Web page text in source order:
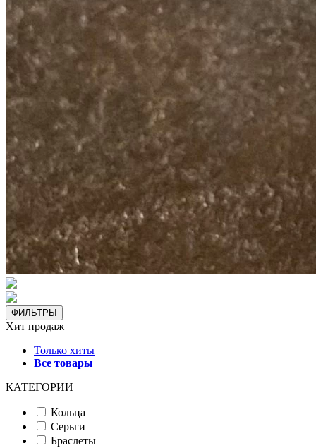
ФИЛЬТРЫ
Хит продаж
Только хиты
Все товары
КАТЕГОРИИ
Кольца
Серьги
Браслеты